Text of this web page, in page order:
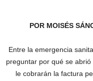
POR MOISÉS
Entre la emergencia
preguntar por qué se
le cobrarán la factura